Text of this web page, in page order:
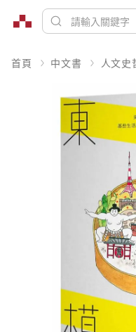
首頁 中文書 人文史